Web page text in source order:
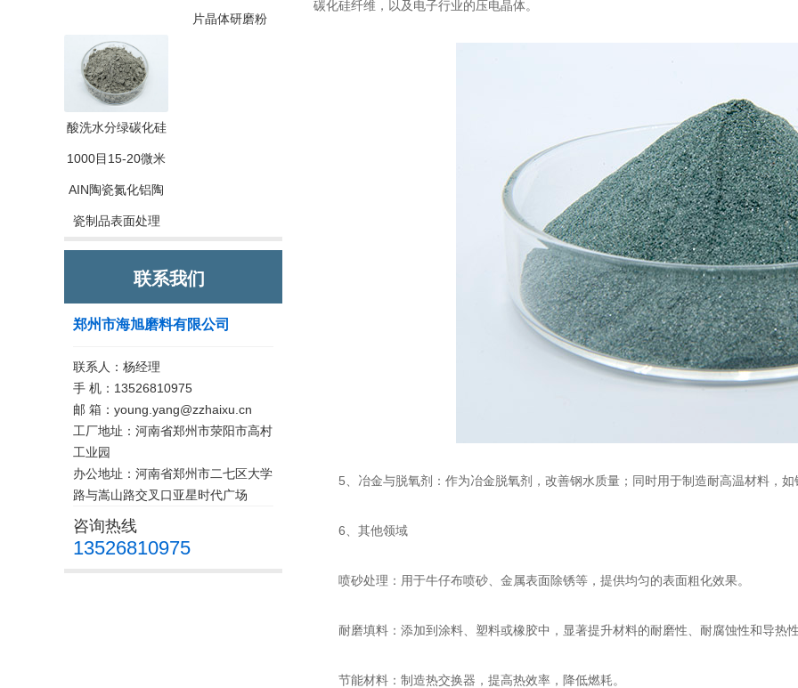
片晶体研磨粉
酸洗水分绿碳化硅
1000目15-20微米
AIN陶瓷氮化铝陶
瓷制品表面处理
联系我们
郑州市海旭磨料有限公司
联系人：杨经理
手 机：13526810975
邮 箱：young.yang@zzhaixu.cn
工厂地址：河南省郑州市荥阳市高村
工业园
办公地址：河南省郑州市二七区大学
路与嵩山路交叉口亚星时代广场
咨询热线
13526810975
碳化硅纤维，以及电子行业的压电晶体。
5、冶金与脱氧剂：作为冶金脱氧剂，改善钢水质量；同时用于制造耐高温材料，如
6、其他领域
喷砂处理：用于牛仔布喷砂、金属表面除锈等，提供均匀的表面粗化效果。
耐磨填料：添加到涂料、塑料或橡胶中，显著提升材料的耐磨性、耐腐蚀性和导热
节能材料：制造热交换器，提高热效率，降低燃耗。